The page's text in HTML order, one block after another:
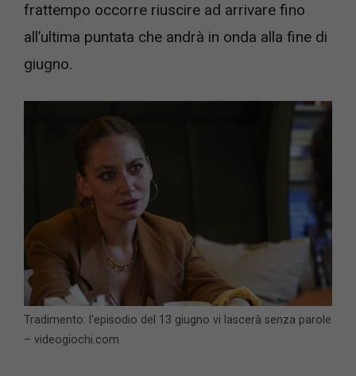
frattempo occorre riuscire ad arrivare fino
all’ultima puntata che andrà in onda alla fine di
giugno.
Tradimento: l’episodio del 13 giugno vi lascerà senza parole
– videogiochi.com